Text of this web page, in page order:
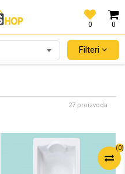
0
0
(0)
Filteri
27 proizvoda